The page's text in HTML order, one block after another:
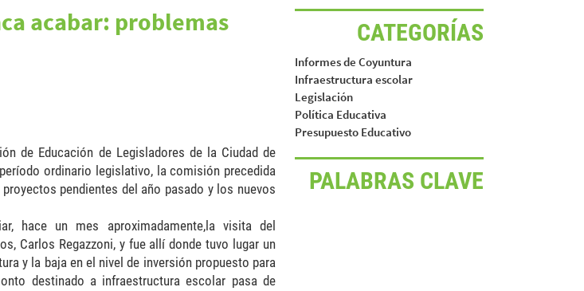
acabar: problemas
de Educación de Legisladores de la Ciudad de
ordinario legislativo, la comisión precedida
pendientes del año pasado y los nuevos
hace un mes aproximadamente,la visita del
Carlos Regazzoni, y fue allí donde tuvo lugar un
y la baja en el nivel de inversión propuesto para
destinado a infraestructura escolar pasa de
CATEGORÍAS
Informes de Coyuntura
Infraestructura escolar
Legislación
Política Educativa
Presupuesto Educativo
PALABRAS CLAVE